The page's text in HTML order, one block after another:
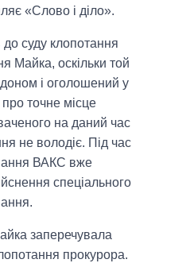
«Слово і діло».
суду клопотання
Майка, оскільки той
і оголошений у
точне місце
на даний час
не володіє. Під час
ВАКС вже
спеціального
заперечувала
прокурора.